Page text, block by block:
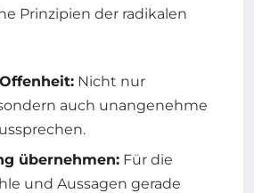
Prinzipien der radikalen
Nicht nur
auch unangenehme
übernehmen: Für die
und Aussagen gerade